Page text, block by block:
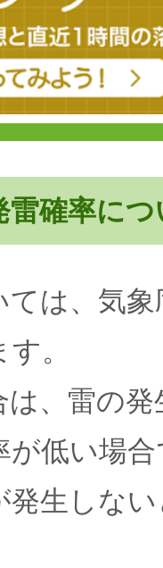
雷確率につ
ては、気
。
、雷の
が低い場
発生しな